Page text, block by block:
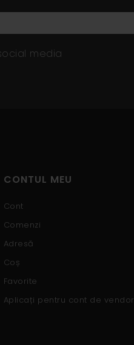
media
CONTUL MEU
Cont
Comenzi
Adresă
Coș
Favorite
Aplicați pentru cont de vendor